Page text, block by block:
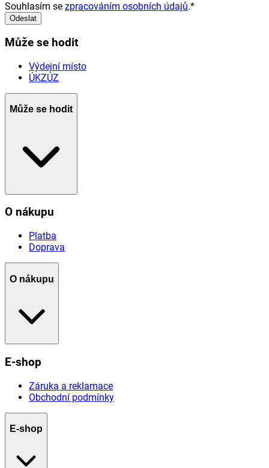
Souhlasím se zpracováním osobních údajů.*
Odeslat
Může se hodit
Výdejní místo
ÚKZÚZ
Může se hodit
O nákupu
Platba
Doprava
O nákupu
E-shop
Záruka a reklamace
Obchodní podmínky
E-shop